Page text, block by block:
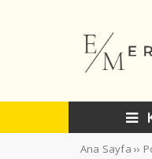
Ana Sayfa ››